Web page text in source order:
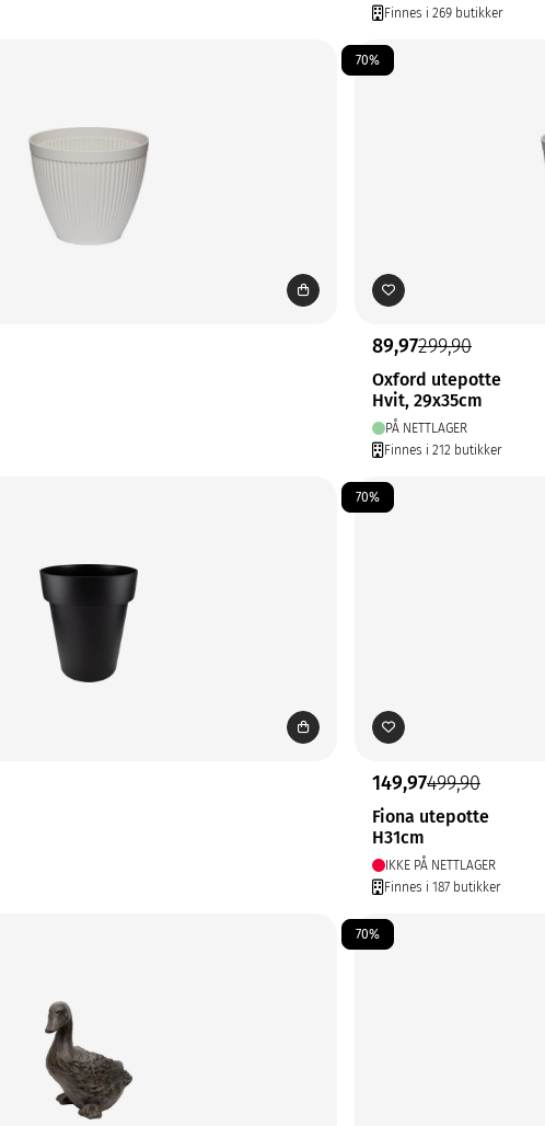
Finnes i 269 butikker
70%
89,97299,90
Oxford utepotte
Hvit, 29x35cm
PÅ NETTLAGER
Finnes i 212 butikker
70%
149,97499,90
Fiona utepotte
H31cm
IKKE PÅ NETTLAGER
Finnes i 187 butikker
70%